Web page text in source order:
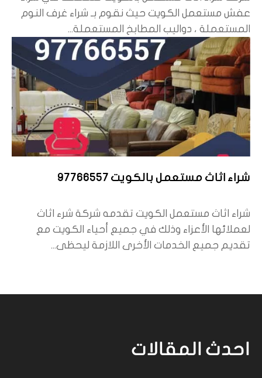
عفش مستعمل الكويت حيث نقوم بـ شراء غرف النوم
المستعملة ، دواليب المطابخ المستعملة...
شراء اثاث مستعمل بالكويت 97766557
شراء اثاث مستعمل الكويت تقدمه شركة شرء اثاث
لعملائها الأعزاء وذلك في جميع أحياء الكويت مع
تقديم جميع الخدمات الأخرى اللازمة ليحظى...
احدث المقالات